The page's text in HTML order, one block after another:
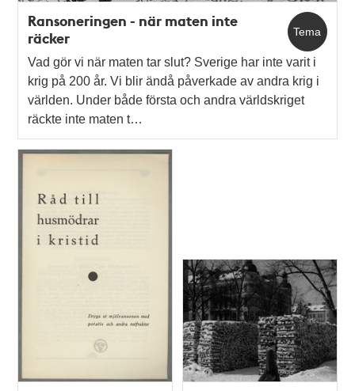
Tema
Ransoneringen - när maten inte
räcker
Vad gör vi när maten tar slut? Sverige har inte varit i
krig på 200 år. Vi blir ändå påverkade av andra krig i
världen. Under både första och andra världskriget
räckte inte maten t…